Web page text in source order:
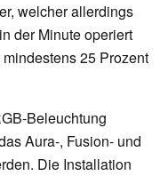
welcher allerdings
der Minute operiert
25 Prozent
Beleuchtung
Aura-, Fusion- und
Die Installation